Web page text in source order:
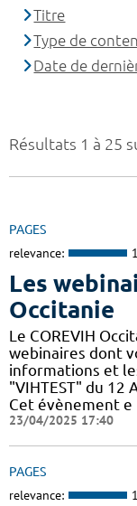
Résultats 1 à 25
PAGES
relevance:
Les
Occitanie
Le COREVIH
webinaires dont
informations et
"VIHTEST" du 12
Cet évènement e
23/04/2025 17:40
PAGES
relevance:
Titre
Type de
Date de